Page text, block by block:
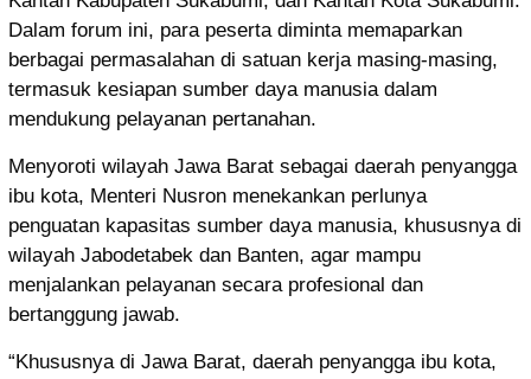
Dalam forum ini, para peserta diminta memaparkan
berbagai permasalahan di satuan kerja masing-masing,
termasuk kesiapan sumber daya manusia dalam
mendukung pelayanan pertanahan.
Menyoroti wilayah Jawa Barat sebagai daerah penyangga
ibu kota, Menteri Nusron menekankan perlunya
penguatan kapasitas sumber daya manusia, khususnya di
wilayah Jabodetabek dan Banten, agar mampu
menjalankan pelayanan secara profesional dan
bertanggung jawab.
“Khususnya di Jawa Barat, daerah penyangga ibu kota,